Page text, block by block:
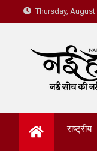
Thursday, August
Nai
राष्ट्रीय